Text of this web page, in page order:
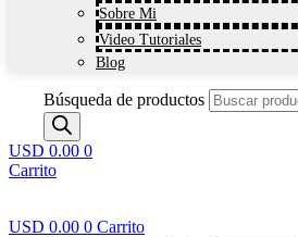
Sobre Mi
Video Tutoriales
Blog
Búsqueda de productos
USD 0.00 0
Carrito
USD 0.00 0 Carrito